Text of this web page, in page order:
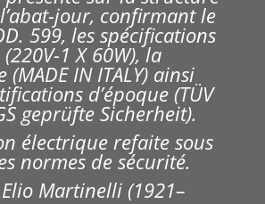
jour, confirmant le
599, les spécifications
1 X 60W), la
(MADE IN ITALY) ainsi
d’époque (TÜV
geprüfte Sicherheit).
électrique refaite sous
normes de sécurité.
Martinelli (1921–